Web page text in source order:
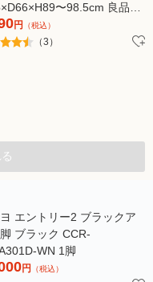
〜98.5cm 良品計
円 （税込）
（3）
エントリー2 ブラックア
ブラック CCR-
WN 1脚
円 （税込）